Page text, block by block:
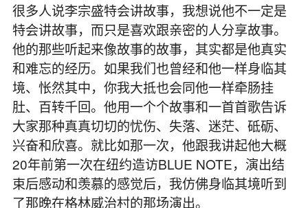
很多人说李宗盛特会讲故事，我想说他不一定是
特会讲故事，而只是喜欢跟亲密的人分享故事。
他的那些听起来像故事的故事，其实都是他真实
和难忘的经历。如果我们也曾经和他一样身临其
境、怅然其中，你我大抵也会同他一样牵肠挂
肚、百转千回。他用一个个故事和一首首歌告诉
大家那种真真切切的忧伤、失落、迷茫、砥砺、
兴奋和欣喜。就比如那一次，他跟我讲起他大概
20年前第一次在纽约造访BLUE NOTE，演出结
束后感动和羡慕的感觉后，我仿佛身临其境听到
了那晚在格林威治村的那场演出。